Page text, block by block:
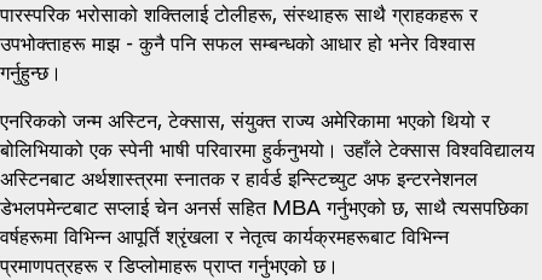
पारस्परिक भरोसाको शक्तिलाई टोलीहरू, संस्थाहरू साथै ग्राहकहरू र
उपभोक्ताहरू माझ - कुनै पनि सफल सम्बन्धको आधार हो भनेर विश्वास
गर्नुहुन्छ।
एनरिकको जन्म अस्टिन, टेक्सास, संयुक्त राज्य अमेरिकामा भएको थियो र
बोलिभियाको एक स्पेनी भाषी परिवारमा हुर्कनुभयो। उहाँले टेक्सास विश्वविद्यालय
अस्टिनबाट अर्थशास्त्रमा स्नातक र हार्वर्ड इन्स्टिच्युट अफ इन्टरनेशनल
डेभलपमेन्टबाट सप्लाई चेन अनर्स सहित MBA गर्नुभएको छ, साथै त्यसपछिका
वर्षहरूमा विभिन्न आपूर्ति श्रृंखला र नेतृत्व कार्यक्रमहरूबाट विभिन्न
प्रमाणपत्रहरू र डिप्लोमाहरू प्राप्त गर्नुभएको छ।